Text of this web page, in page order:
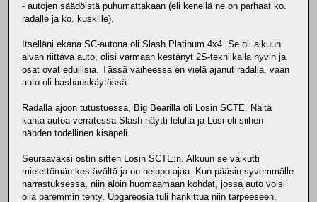
- autojen säädöistä puhumattakaan (eli kenellä ne on parhaat ko.
radalle ja ko. kuskille).
Itselläni ekana SC-autona oli Slash Platinum 4x4. Se oli alkuun
aivan riittävä auto, olisi varmaan kestänyt 2S-tekniikalla hyvin ja
osat ovat edullisia. Tässä vaiheessa en vielä ajanut radalla, vaan
auto oli bashauskäytössä.
Radalla ajoon tutustuessa, Big Bearilla oli Losin SCTE. Näitä
kahta autoa verratessa Slash näytti lelulta ja Losi oli siihen
nähden todellinen kisapeli.
Seuraavaksi ostin sitten Losin SCTE:n. Alkuun se vaikutti
mielettömän kestävältä ja on helppo ajaa. Kun pääsin syvemmälle
harrastuksessa, niin aloin huomaamaan kohdat, jossa auto voisi
olla paremmin tehty. Upgareosia tuli hankittua niin tarpeeseen,